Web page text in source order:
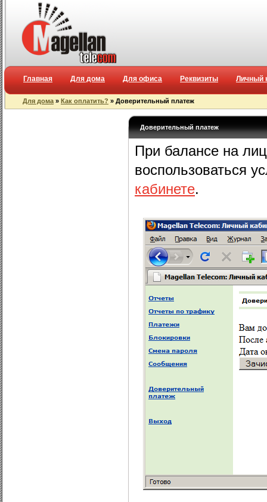
Главная Для дома Для офиса Реквизиты Личный
Для дома » Как оплатить? » Доверительный платеж
Доверительный платеж
При балансе на
воспользоваться
кабинете.